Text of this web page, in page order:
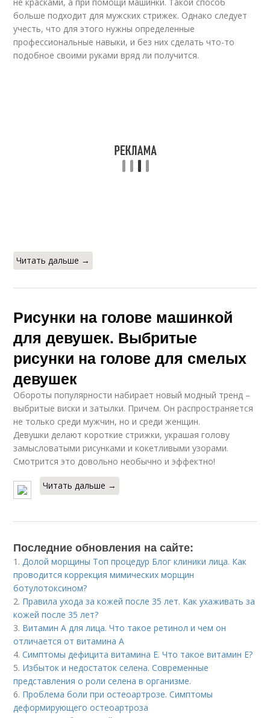
больше подходит для мужских стрижек. Однако следует
учесть, что для этого нужны определенные
профессиональные навыки, и без них сделать что-то
подобное своими руками вряд ли получится.
Читать дальше →
Рисунки на голове машинкой
для девушек. Выбритые
рисунки на голове для смелых
девушек
Обороты популярности набирает новый модный тренд –
выбритые виски и затылки. Причем. Он распространяется
не только среди мужчин, но и среди женщин.
Девушки делают короткие стрижки, украшая голову
замысловатыми рисунками и кокетливыми узорами.
Смотрится это довольно необычно и эффектно!
Читать дальше →
Последние обновления на сайте:
1.Долой морщины Топ процедур Блог клиники лица. Как
проводится коррекция мимических морщин
ботулотоксином?
2. Правила ухода за кожей после 35 лет. Как ухаживать за
кожей после 35 лет?
3. Витамин A для лица. Что такое ретинол и чем он
отличается от витамина А
4.Симптомы дефицита витамина E. Что такое витамин Е?
5. Избыток и недостаток селена. Современные
представления о роли селена в организме.
6. Проблема боли при остеоартрозе. Симптомы
деформирующего остеоартроза